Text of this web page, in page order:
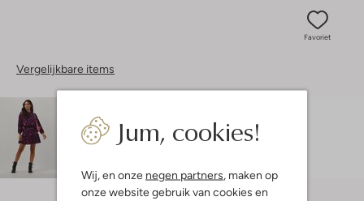
Jum, cookies!
Wij, en onze negen partners , maken op
onze website gebruik van cookies en
Favoriet
Vergelijkbare items
Zohra is 1 meter 70 lang en draagt maat s.